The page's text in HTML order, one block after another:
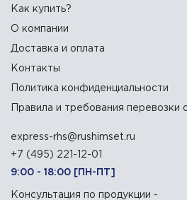
Как купить?
О компании
Доставка и оплата
Контакты
Политика конфиденциальности
Правила и требования перевозки
express-rhs@rushimset.ru
+7 (495) 221-12-01
9:00 - 18:00 [ПН-ПТ]
Консультация по продукции -